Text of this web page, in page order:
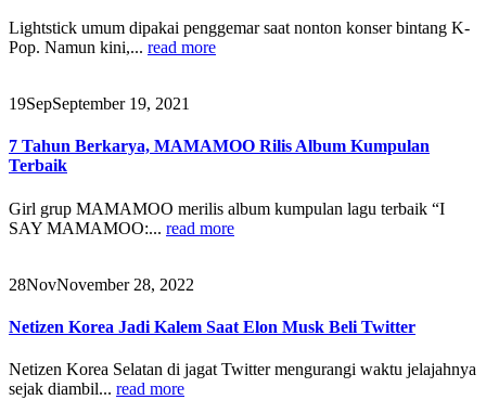
Lightstick umum dipakai penggemar saat nonton konser bintang K-
Pop. Namun kini,... read more
19SepSeptember 19, 2021
7 Tahun Berkarya, MAMAMOO Rilis Album Kumpulan
Terbaik
Girl grup MAMAMOO merilis album kumpulan lagu terbaik “I
SAY MAMAMOO:... read more
28NovNovember 28, 2022
Netizen Korea Jadi Kalem Saat Elon Musk Beli Twitter
Netizen Korea Selatan di jagat Twitter mengurangi waktu jelajahnya
sejak diambil... read more